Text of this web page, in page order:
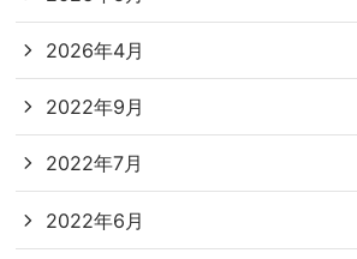
2026年4月
2022年9月
2022年7月
2022年6月